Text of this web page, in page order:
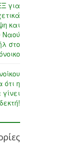
για
και
Ναού
στο
η